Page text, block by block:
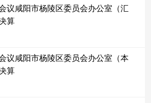
议咸阳市杨陵区委员会办公室（汇
算
议咸阳市杨陵区委员会办公室（本
算